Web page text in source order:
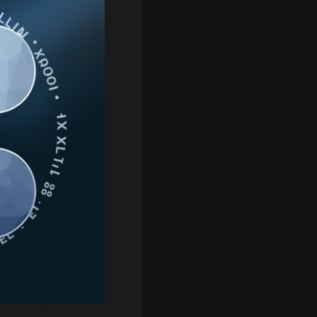
запросы в
национальной
Nobitex к
организаций.